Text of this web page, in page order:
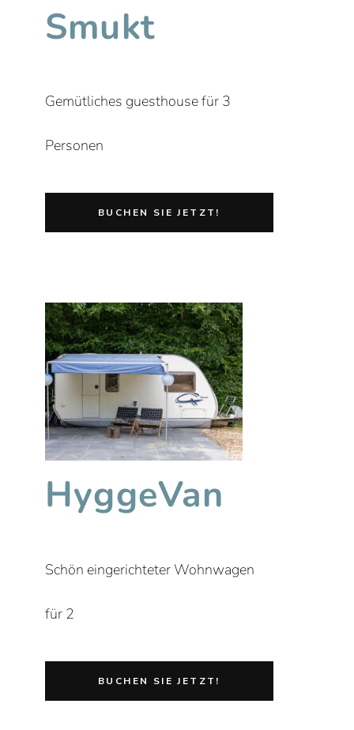
Smukt
Gemütliches guesthouse für 3
Personen
HyggeVan
Schön eingerichteter Wohnwagen
für 2